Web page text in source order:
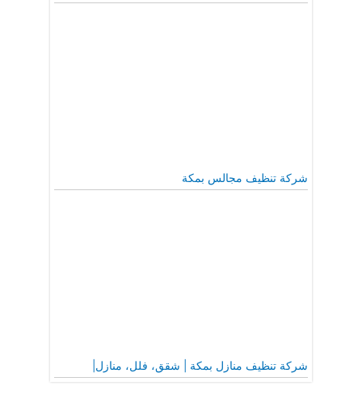
شركة تنظيف مجالس بمكة
شركة تنظيف منازل بمكة | شقق، فلل، منازل|